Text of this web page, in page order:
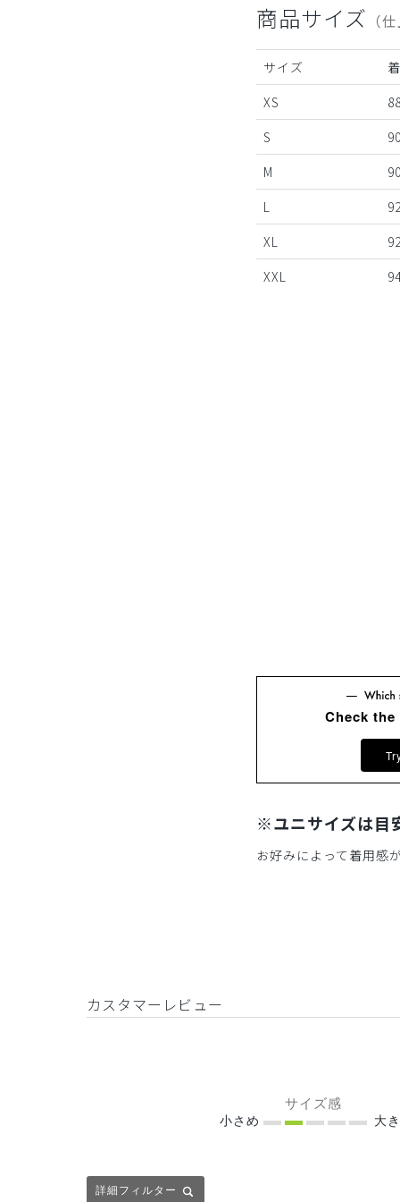
商品サイズ （
サイズ
XS
S
M
L
XL
XXL
Check
※ユニサイズは目
お好みによって着用感
カスタマーレビュー
サイズ感
小さめ 大
詳細フィルター